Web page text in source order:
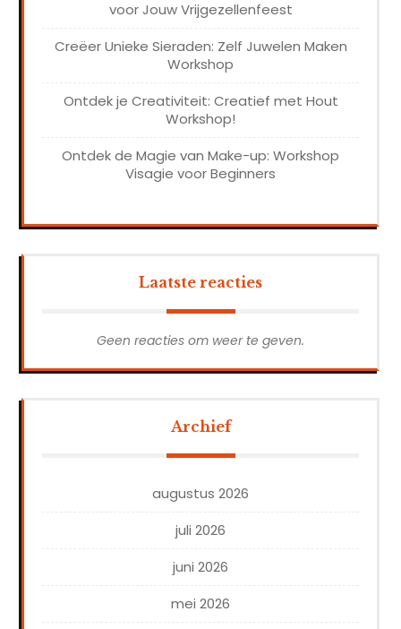
voor Jouw Vrijgezellenfeest
Creëer Unieke Sieraden: Zelf Juwelen Maken
Workshop
Ontdek je Creativiteit: Creatief met Hout
Workshop!
Ontdek de Magie van Make-up: Workshop
Visagie voor Beginners
Laatste reacties
Geen reacties om weer te geven.
Archief
augustus 2026
juli 2026
juni 2026
mei 2026